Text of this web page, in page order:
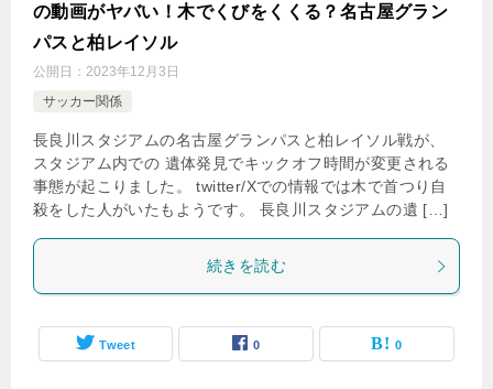
の動画がヤバい！木でくびをくくる？名古屋グラン
パスと柏レイソル
公開日： 2023年12月3日
サッカー関係
長良川スタジアムの名古屋グランパスと柏レイソル戦が、
スタジアム内での 遺体発見でキックオフ時間が変更される
事態が起こりました。 twitter/Xでの情報では木で首つり自
殺をした人がいたもようです。 長良川スタジアムの遺 […]
続きを読む
Tweet 0 0